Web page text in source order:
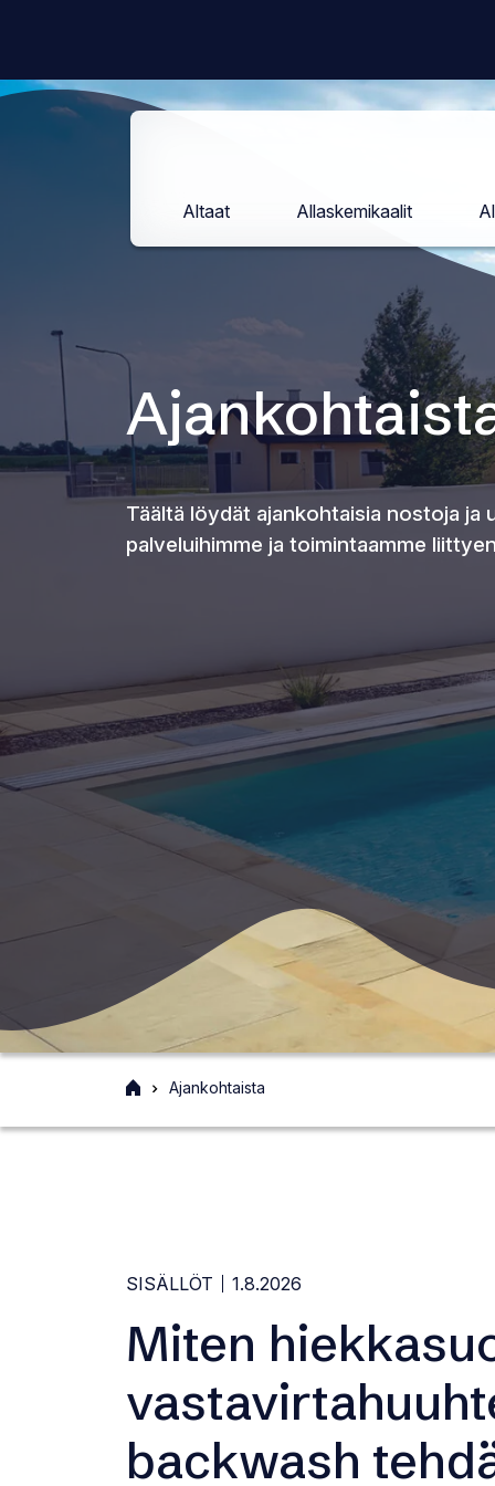
Altaat Allaskemikaalit
Täältä löydät ajankohtaisia nostoja ja
palveluihimme ja toimintaamme
EtusivuAjankohtaista
SISÄLLÖT 1.8.2026
Miten
backwash